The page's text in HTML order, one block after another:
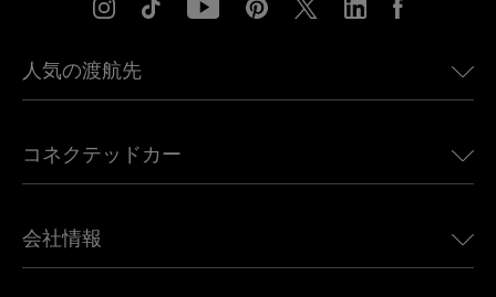
人気の渡航先
ヨーロッパ向けeSIM
カナダ向けeSIM
コネクテッドカー
Land Rover向けUbigi
会社情報